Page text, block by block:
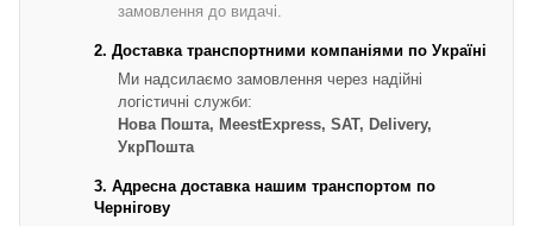
замовлення до видачі.
2. Доставка транспортними компаніями по Україні
Ми надсилаємо замовлення через надійні
логістичні служби:
Нова Пошта, MeestExpress, SAT, Delivery,
УкрПошта
3. Адресна доставка нашим транспортом по
Чернігову